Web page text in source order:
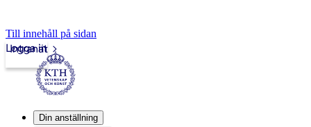
Till innehåll på sidan
Intranät
Logga in
Din anställning